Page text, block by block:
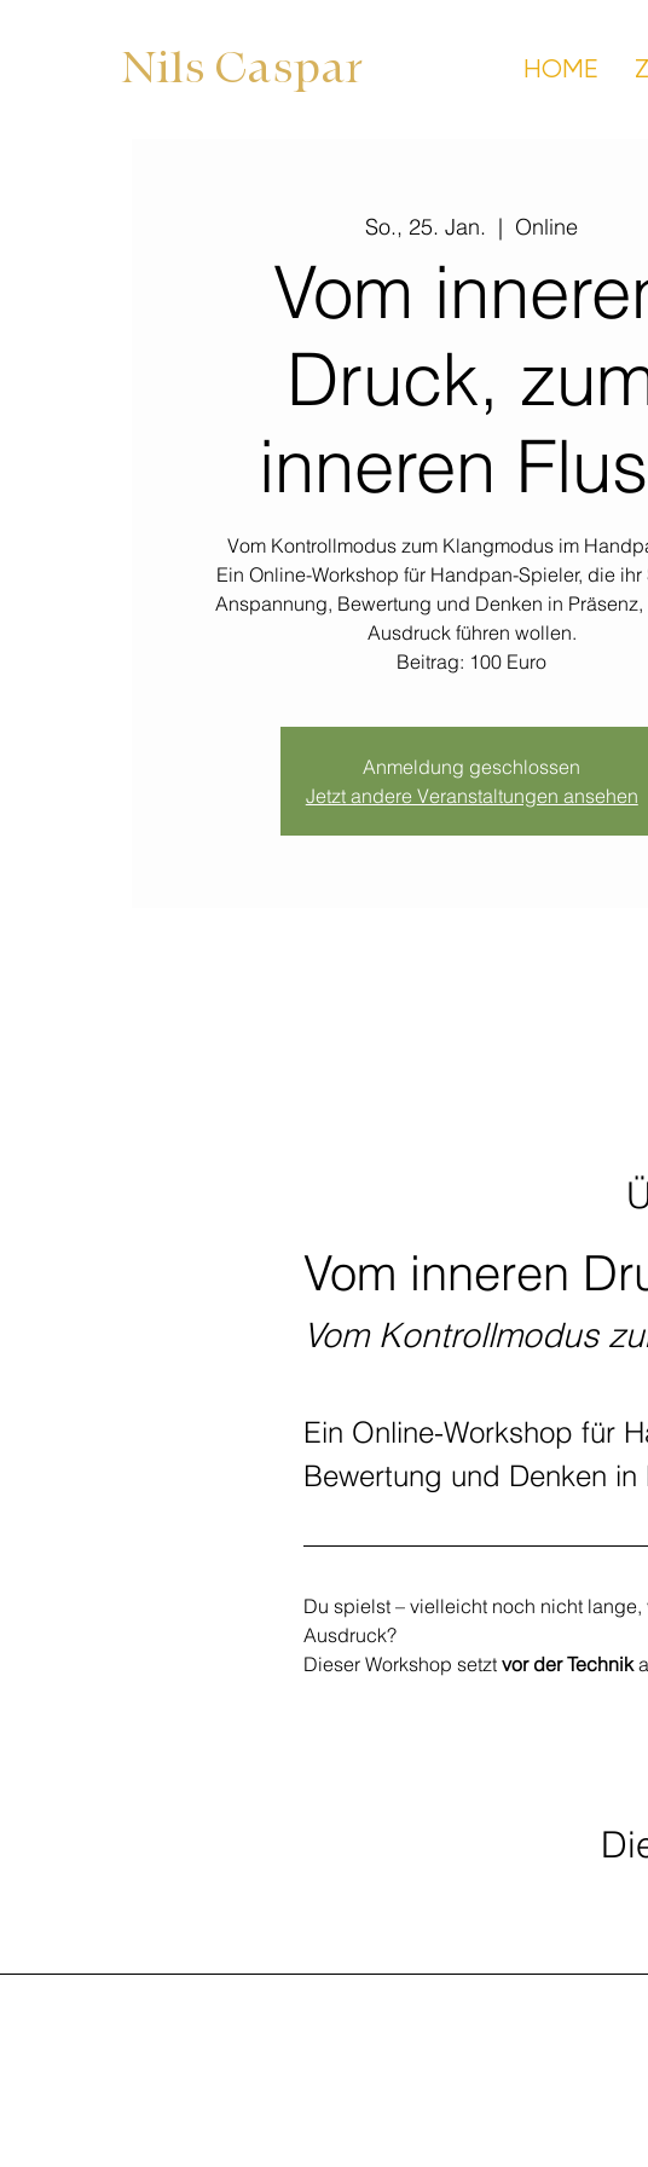
Nils Caspar HOME
So., 25. Jan.
  |
Online
Vom
Druck,
inneren
Vom Kontrollmodus zum Klangmodus im
Ein Online-Workshop für Handpan-Spieler, die
Anspannung, Bewertung und Denken in Präsenz,
Ausdruck führen wollen.
Beitrag: 100 Euro
Anmeldung geschlossen
Jetzt andere Veranstaltungen ansehen
Vom inneren
Vom Kontrollmodus
Ein Online-Workshop für
Bewertung und Denken
Du spielst – vielleicht noch nicht
Ausdruck?
Dieser Workshop setzt vor der Technik